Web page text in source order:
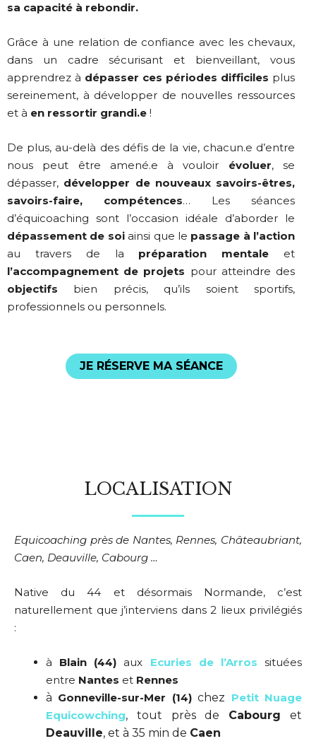
sa capacité à rebondir.
Grâce à une relation de confiance avec les chevaux,
dans un cadre sécurisant et bienveillant, vous
apprendrez à dépasser ces périodes difficiles plus
sereinement, à développer de nouvelles ressources
et à en ressortir grandi.e !
De plus, au-delà des défis de la vie, chacun.e d’entre
nous peut être amené.e à vouloir évoluer, se
dépasser, développer de nouveaux savoirs-êtres,
savoirs-faire, compétences… Les séances
d’équicoaching sont l’occasion idéale d’aborder le
dépassement de soiainsi que le passage à l’action
au travers de la préparation mentale et
l’accompagnement de projets pour atteindre des
objectifs bien précis, qu’ils soient sportifs,
professionnels ou personnels.
JE RÉSERVE MA SÉANCE
LOCALISATION
Equicoaching près de Nantes, Rennes, Châteaubriant,
Caen, Deauville, Cabourg …
Native du 44 et désormais Normande, c’est
naturellement que j’interviens dans 2 lieux privilégiés
:
à Blain (44) aux Ecuries de l’Arros situées
entre Nantes et Rennes
à Gonneville-sur-Mer (14)chez Petit Nuage
Equicowching, tout près de Cabourg et
Deauville, et à 35 min de Caen